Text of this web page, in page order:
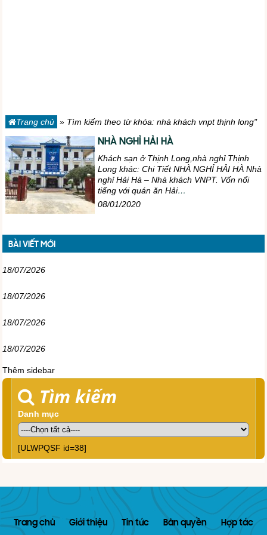
Trang chủ » Tìm kiếm theo từ khóa: nhà khách vnpt thịnh long"
NHÀ NGHỈ HẢI HÀ
Khách sạn ở Thịnh Long,nhà nghỉ Thịnh
Long khác: Chi Tiết NHÀ NGHỈ HẢI HÀ Nhà
nghỉ Hải Hà – Nhà khách VNPT. Vốn nổi
tiếng với quán ăn Hải…
08/01/2020
BÀI VIẾT MỚI
18/07/2026
18/07/2026
18/07/2026
18/07/2026
Thêm sidebar
Tìm kiếm
Danh mục
[ULWPQSF id=38]
Trang chủ Giới thiệu Tin tức Bản quyền Hợp tác